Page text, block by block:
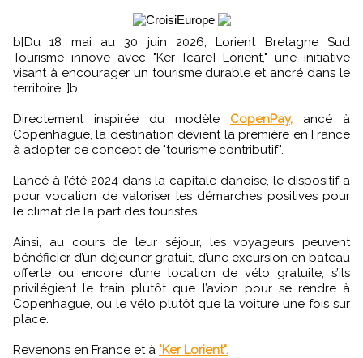
b[Du 18 mai au 30 juin 2026, Lorient Bretagne Sud
Tourisme innove avec "Ker [care] Lorient," une initiative
visant à encourager un tourisme durable et ancré dans le
territoire. ]b
Directement inspirée du modèle CopenPay, ancé à
Copenhague, la destination devient la première en France
à adopter ce concept de "tourisme contributif".
Lancé à l’été 2024 dans la capitale danoise, le dispositif a
pour vocation de valoriser les démarches positives pour
le climat de la part des touristes.
Ainsi, au cours de leur séjour, les voyageurs peuvent
bénéficier d’un déjeuner gratuit, d’une excursion en bateau
offerte ou encore d’une location de vélo gratuite, s’ils
privilégient le train plutôt que l’avion pour se rendre à
Copenhague, ou le vélo plutôt que la voiture une fois sur
place.
Revenons en France et à "Ker Lorient".